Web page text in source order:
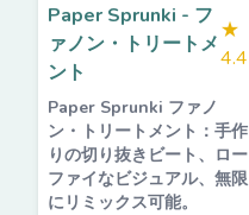
Paper Sprunki - フ
ァノン・トリートメ
ント
★
4.4
Paper Sprunki ファノ
ン・トリートメント：手作
りの切り抜きビート、ロー
ファイなビジュアル、無限
にリミックス可能。